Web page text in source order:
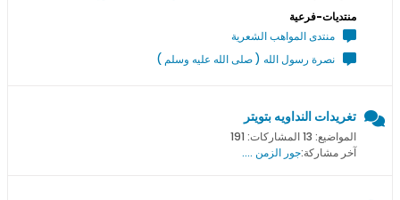
منتديات-فرعية
منتدى المواهب الشعرية
نصرة رسول الله ( صلى الله عليه وسلم )
تغريدات النداويه بتويتر
المواضيع: 13 المشاركات: 191
آخر مشاركة:جور الزمن ....